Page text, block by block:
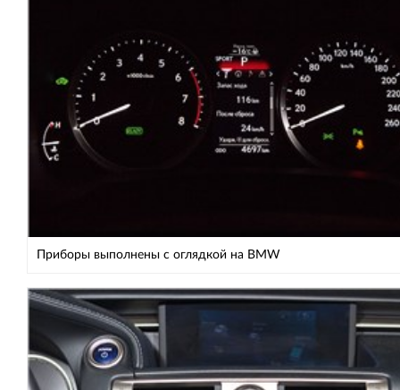
Приборы выполнены с оглядкой на BMW